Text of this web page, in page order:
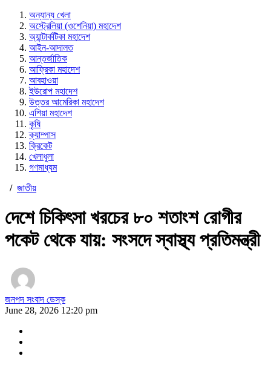
অন্যান্য খেলা
অস্ট্রেলিয়া (ওশেনিয়া) মহাদেশ
অ্যান্টার্কটিকা মহাদেশ
আইন-আদালত
আন্তর্জাতিক
আফ্রিকা মহাদেশ
আবহাওয়া
ইউরোপ মহাদেশ
উত্তর আমেরিকা মহাদেশ
এশিয়া মহাদেশ
কৃষি
ক্যাম্পাস
ক্রিকেট
খেলাধুলা
গণমাধ্যম
/ জাতীয়
দেশে চিকিৎসা খরচের ৮০ শতাংশ রোগীর
পকেট থেকে যায়: সংসদে স্বাস্থ্য প্রতিমন্ত্রী
জনপদ সংবাদ ডেস্ক
June 28, 2026 12:20 pm